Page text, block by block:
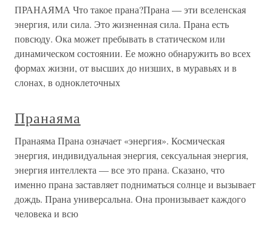
ПРАНАЯМА Что такое прана?Прана — эти вселенская
энергия, или сила. Это жизненная сила. Прана есть
повсюду. Ока может пребывать в статическом или
динамическом состоянии. Ее можно обнаружить во всех
формах жизни, от высших до низших, в муравьях и в
слонах, в одноклеточных
Пранаяма
Пранаяма Прана означает «энергия». Космическая
энергия, индивидуальная энергия, сексуальная энергия,
энергия интеллекта — все это прана. Сказано, что
именно прана заставляет подниматься солнце и вызывает
дождь. Прана универсальна. Она пронизывает каждого
человека и всю